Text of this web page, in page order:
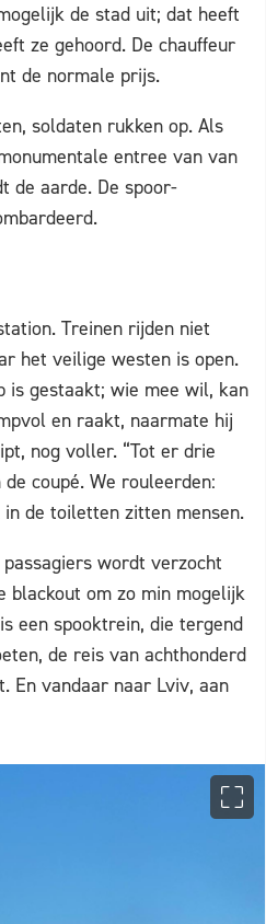
de stad uit; dat heeft
ze gehoord. De chauffeur
de normale prijs.
soldaten rukken op. Als
entree van van
de aarde. De spoor-
Treinen rijden niet
het veilige westen is open.
is gestaakt; wie mee wil, kan
en raakt, naarmate hij
nog voller. “Tot er drie
coupé. We rouleerden:
in de toiletten zitten mensen.
wordt verzocht
blackout om zo min mogelijk
een spooktrein, die tergend
de reis van achthonderd
En vandaar naar Lviv, aan